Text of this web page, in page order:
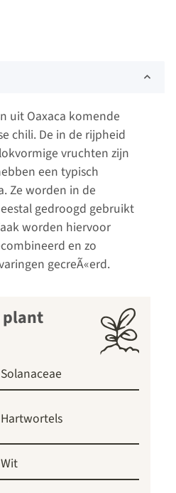
uit Oaxaca komende
chili. De in de rijpheid
vruchten zijn
een typisch
Ze worden in de
gedroogd gebruikt
worden hiervoor
en zo
gecreÃ«erd.
plant
Solanaceae
Hartwortels
Wit